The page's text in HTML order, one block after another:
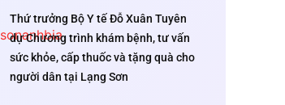
Thứ trưởng Bộ Y tế Đỗ Xuân Tuyên
dự Chương trình khám bệnh, tư vấn
sức khỏe, cấp thuốc và tặng quà cho
người dân tại Lạng Sơn